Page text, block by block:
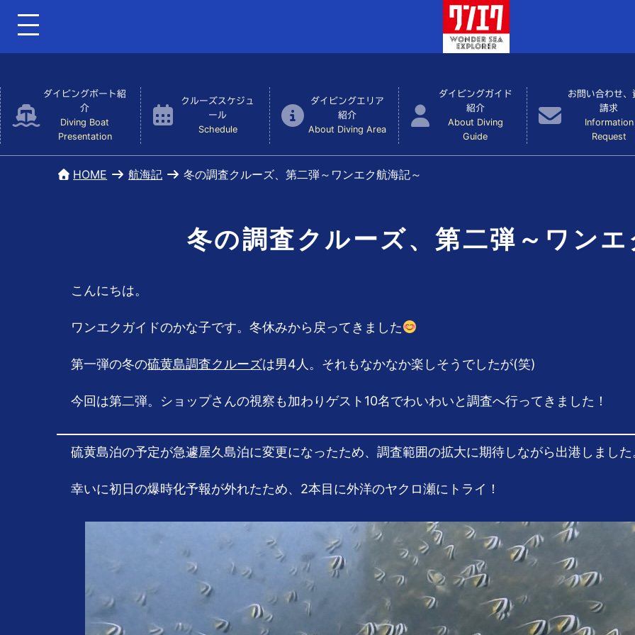
ダイビングボート紹
介
Diving Boat
Presentation
クルーズスケジュ
ール
Schedule
ダイビングエリア
紹介
About Diving Area
ダイビングガイド
紹介
About Diving
Guide
お問い合わせ、
請求
Information
Request
HOME 航海記 冬の調査クルーズ、第二弾～ワンエク航海記～
冬の調査クルーズ、第二弾～ワン
こんにちは。
ワンエクガイドのかな子です。冬休みから戻ってきました
第一弾の冬の硫黄島調査クルーズは男4人。それもなかなか楽しそうでしたが(笑)
今回は第二弾。ショップさんの視察も加わりゲスト10名でわいわいと調査へ行ってきました！
硫黄島泊の予定が急遽屋久島泊に変更になったため、調査範囲の拡大に期待しながら出港しました
幸いに初日の爆時化予報が外れたため、2本目に外洋のヤクロ瀬にトライ！